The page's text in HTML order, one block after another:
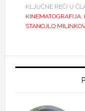
KLJUČNE REČI U
KINEMATOGRAFIJA,
STANOJLO
Primary